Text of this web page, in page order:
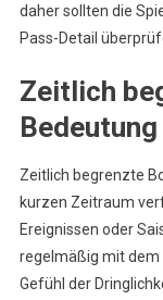
daher sollten die
Pass-Detail
Zeitlich
Bedeutung
Zeitlich begrenzte
kurzen Zeitraum
Ereignissen oder
regelmäßig mit
Gefühl der